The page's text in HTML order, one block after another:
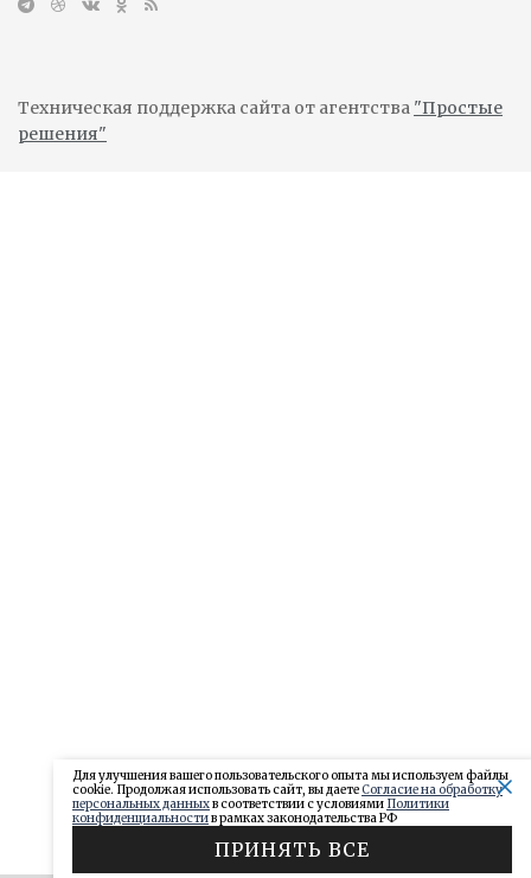
Техническая поддержка сайта от агентства "Простые
решения"
Для улучшения вашего пользовательского опыта мы используем файлы
cookie. Продолжая использовать сайт, вы даетеСогласие на обработку
персональных данныхв соответствии с условиями Политики
конфиденциальностив рамках законодательства РФ
ПРИНЯТЬ ВСЕ